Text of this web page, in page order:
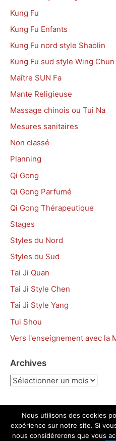
Kung Fu
Kung Fu Enfants
Kung Fu nord style Shaolin
Kung Fu sud style Wing Chun
Maître SUN Fa
Mante Religieuse
Massage chinois ou Tui Na
Mesures sanitaires
Non classé
Planning
Qi Gong
Qi Gong Parfumé
Qi Gong Thérapeutique
Stages
Styles du Nord
Styles du Sud
Tai Ji Quan
Tai Ji Style Chen
Tai Ji Style Yang
Tui Shou
Vers l'enseignement avec la
Archives
Archives
Copyright © 2026 Académie
Nous utilisons des cookies
expérience sur notre site. Si
nous considérerons que vous